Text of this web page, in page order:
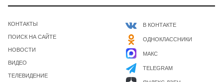
КОНТАКТЫ
ПОИСК НА САЙТЕ
НОВОСТИ
ВИДЕО
ТЕЛЕВИДЕНИЕ
В КОНТАКТЕ
ОДНОКЛАССНИКИ
МАКС
TELEGRAM